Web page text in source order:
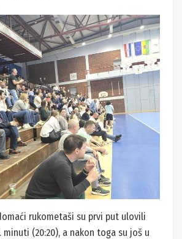
rukometaši su prvi put ulovili
minuti (20:20), a nakon toga su još u